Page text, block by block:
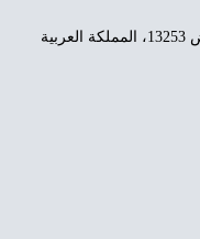
طريق الدمام، حي المونسية، الرياض 13253، المملكة العربية